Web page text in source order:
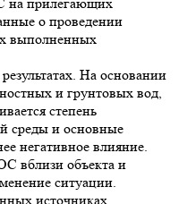
о проведении
выполненных
На основании
и грунтовых вод,
степень
среды и основные
негативное влияние.
вблизи объекта и
ситуации.
источниках